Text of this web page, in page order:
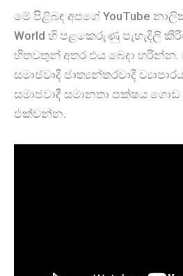
මේ පිළිබඳ අපගේ YouTube
World හි පළකෙරුණු පැහැදිලි
හිතවතුන් අතර එය බෙදා හරින්න.
සමාජවාදී ජාත්‍යන්තරවාදී
සමාජවාදී සමානතා පක්ෂය
එක්වන්න.